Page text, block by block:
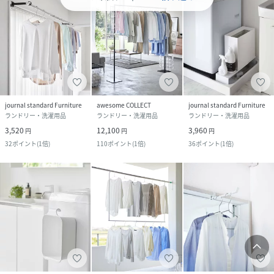
journal standard Furniture
ランドリー・洗濯用品
3,520 円
32ポイント(1倍)
awesome COLLECT
ランドリー・洗濯用品
12,100 円
110ポイント(1倍)
journal standard Furniture
ランドリー・洗濯用品
3,960 円
36ポイント(1倍)